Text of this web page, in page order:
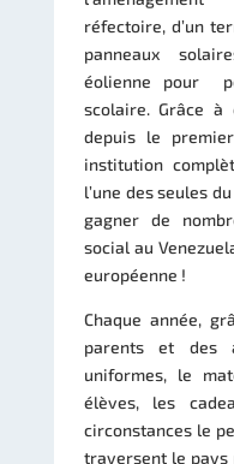
réfectoire, d’un
panneaux
éolienne pour
scolaire. Grâce à
depuis le
institution
l’une des seules
gagner de
social au
européenne !
Chaque année,
parents et des
uniformes, le
élèves, les
circonstances le
traversent le pays